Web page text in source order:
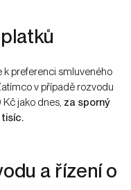
preferenci smluveného
v případě rozvodu
jako dnes, za sporný
a řízení o